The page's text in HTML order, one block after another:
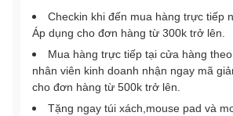
Checkin khi đến mua hàng trực tiếp
Áp dụng cho đơn hàng từ 300k trở lên.
Mua hàng trực tiếp tại cửa hàng
nhân viên kinh doanh nhận ngay mã
cho đơn hàng từ 500k trở lên.
Tặng ngay túi xách,mouse pad và